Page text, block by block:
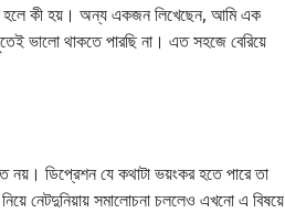
হলে কী হয়। অন্য একজন লিখেছেন, আমি এক
ভালো থাকতে পারছি না। এত সহজে বেরিয়ে
নয়। ডিপ্রেশন যে কথাটা ভয়ংকর হতে পারে তা
নেটদুনিয়ায় সমালোচনা চললেও এখনো এ বিষয়ে